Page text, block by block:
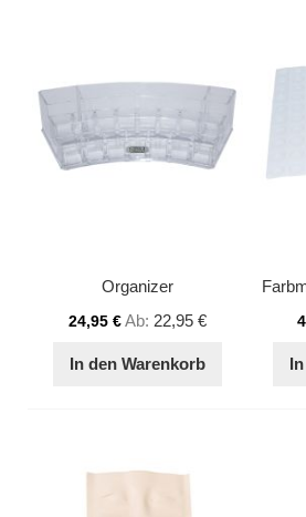
Organizer
24,95 €Ab 22,95 €
In den Warenkorb